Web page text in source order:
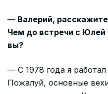
— Валерий,
Чем до встречи с Юлей
вы?
— С 1978 года я
Пожалуй, основные